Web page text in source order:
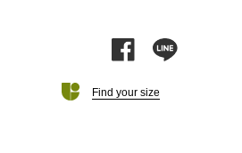
facebook
Find your size